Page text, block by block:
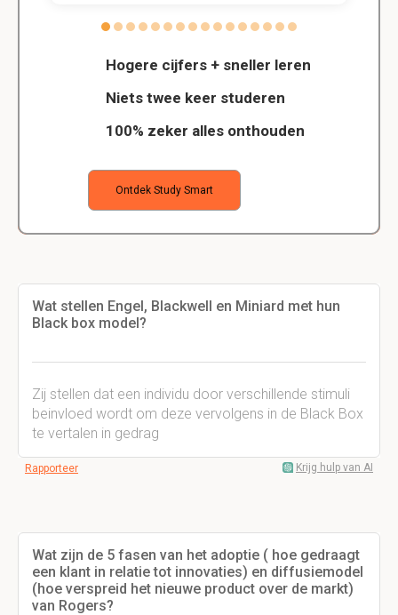
Hogere cijfers + sneller leren
Niets twee keer studeren
100% zeker alles onthouden
Ontdek Study Smart
Wat stellen Engel, Blackwell en Miniard met hun
Black box model?
Zij stellen dat een individu door verschillende stimuli
beinvloed wordt om deze vervolgens in de Black Box
te vertalen in gedrag
Rapporteer Krijg hulp van AI
Wat zijn de 5 fasen van het adoptie ( hoe gedraagt
een klant in relatie tot innovaties) en diffusiemodel
(hoe verspreid het nieuwe product over de markt)
van Rogers?